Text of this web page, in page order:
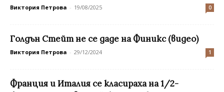
Виктория Петрова - 19/08/2025 0
Голдън Стейт не се даде на Финикс (видео)
Виктория Петрова - 29/12/2024 1
Франция и Италия се класираха на 1/2-